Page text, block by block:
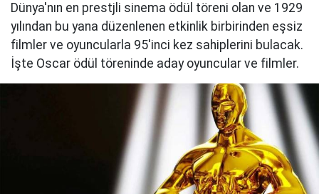
Dünya'nın en prestjli sinema ödül töreni olan ve 1929
yılından bu yana düzenlenen etkinlik birbirinden eşsiz
filmler ve oyuncularla 95'inci kez sahiplerini bulacak.
İşte Oscar ödül töreninde aday oyuncular ve filmler.